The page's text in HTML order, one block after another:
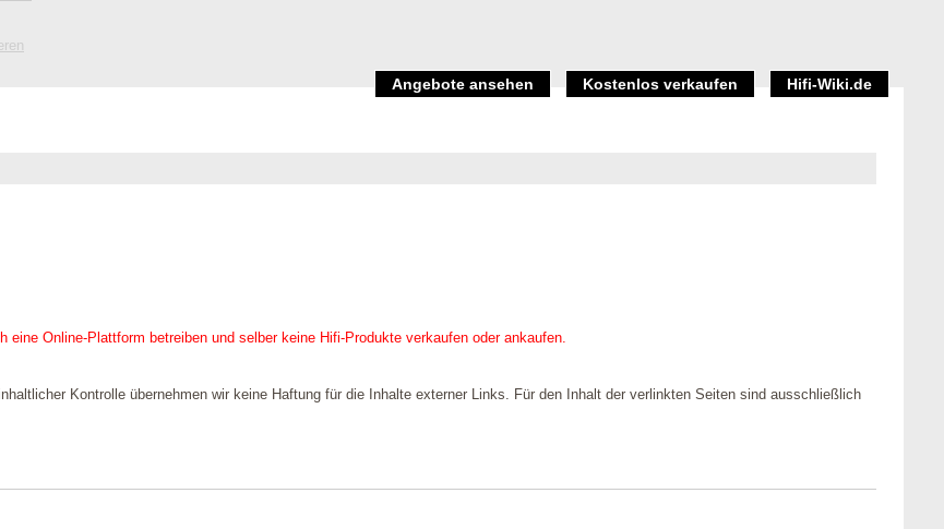
Angebote ansehen Kostenlos verkaufen Hifi-Wiki.de
eine Online-Plattform betreiben und selber keine Hifi-Produkte verkaufen oder ankaufen.
Kontrolle übernehmen wir keine Haftung für die Inhalte externer Links. Für den Inhalt der verlinkten Seiten sind ausschließlich